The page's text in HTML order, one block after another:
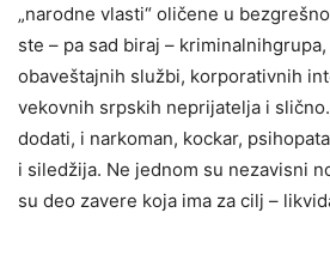
„narodne vlasti“ oličene u
ste – pa sad biraj –
obaveštajnih službi, korporativnih
vekovnih srpskih neprijatelja i
dodati, i narkoman, kockar,
i siledžija. Ne jednom su nezavisni
su deo zavere koja ima za cilj –